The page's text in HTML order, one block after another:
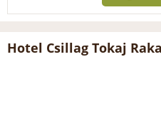
Hotel Csillag Tokaj